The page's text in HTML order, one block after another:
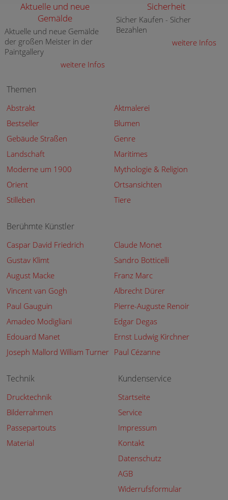
Aktuelle und neue
Gemälde
Aktuelle und neue Gemälde
der großen Meister in der
Paintgallery
weitere Infos
Sicherheit
Sicher Kaufen - Sicher
Bezahlen
weitere Infos
Themen
Abstrakt
Aktmalerei
Bestseller
Blumen
Gebäude Straßen
Genre
Landschaft
Maritimes
Moderne um 1900
Mythologie & Religion
Orient
Ortsansichten
Stilleben
Tiere
Berühmte Künstler
Caspar David Friedrich
Claude Monet
Gustav Klimt
Sandro Botticelli
August Macke
Franz Marc
Vincent van Gogh
Albrecht Dürer
Paul Gauguin
Pierre-Auguste Renoir
Amadeo Modigliani
Edgar Degas
Edouard Manet
Ernst Ludwig Kirchner
Joseph Mallord William Turner Paul Cézanne
Technik
Drucktechnik
Bilderrahmen
Passepartouts
Material
Kundenservice
Startseite
Service
Impressum
Kontakt
Datenschutz
AGB
Widerrufsformular